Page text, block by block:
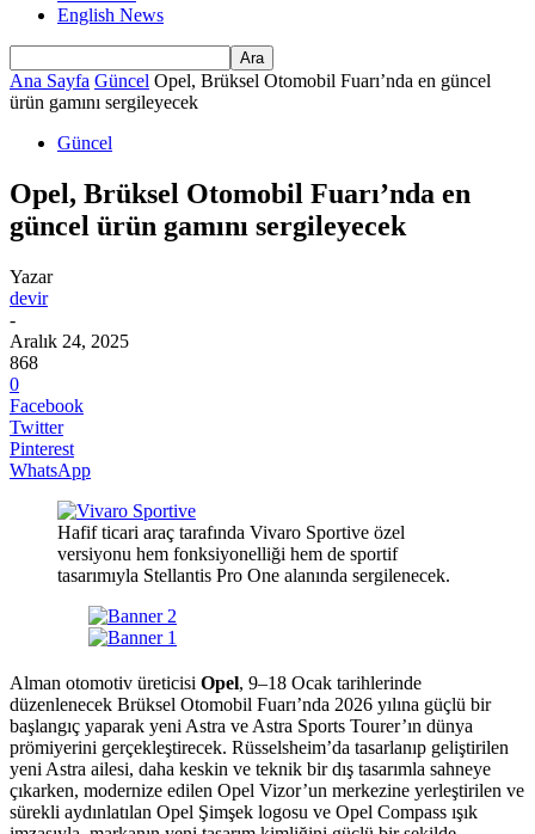
English News
Ana Sayfa Güncel Opel, Brüksel Otomobil Fuarı’nda en güncel
ürün gamını sergileyecek
Güncel
Opel, Brüksel Otomobil Fuarı’nda en
güncel ürün gamını sergileyecek
Yazar
devir
-
Aralık 24, 2025
868
0
Facebook
Twitter
Pinterest
WhatsApp
Hafif ticari araç tarafında Vivaro Sportive özel
versiyonu hem fonksiyonelliği hem de sportif
tasarımıyla Stellantis Pro One alanında sergilenecek.
Alman otomotiv üreticisi Opel, 9–18 Ocak tarihlerinde
düzenlenecek Brüksel Otomobil Fuarı’nda 2026 yılına güçlü bir
başlangıç yaparak yeni Astra ve Astra Sports Tourer’ın dünya
prömiyerini gerçekleştirecek. Rüsselsheim’da tasarlanıp geliştirilen
yeni Astra ailesi, daha keskin ve teknik bir dış tasarımla sahneye
çıkarken, modernize edilen Opel Vizor’un merkezine yerleştirilen ve
sürekli aydınlatılan Opel Şimşek logosu ve Opel Compass ışık